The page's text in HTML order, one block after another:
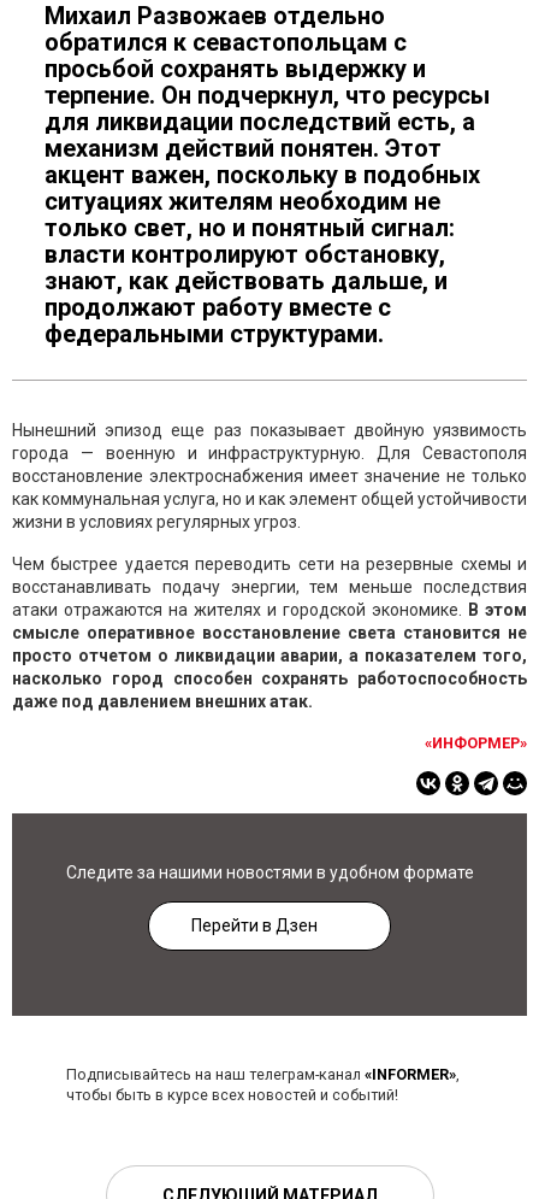
Михаил Развожаев отдельно
обратился к севастопольцам с
просьбой сохранять выдержку и
терпение. Он подчеркнул, что ресурсы
для ликвидации последствий есть, а
механизм действий понятен. Этот
акцент важен, поскольку в подобных
ситуациях жителям необходим не
только свет, но и понятный сигнал:
власти контролируют обстановку,
знают, как действовать дальше, и
продолжают работу вместе с
федеральными структурами.
Нынешний эпизод еще раз показывает двойную уязвимость
города — военную и инфраструктурную. Для Севастополя
восстановление электроснабжения имеет значение не только
как коммунальная услуга, но и как элемент общей устойчивости
жизни в условиях регулярных угроз.
Чем быстрее удается переводить сети на резервные схемы и
восстанавливать подачу энергии, тем меньше последствия
атаки отражаются на жителях и городской экономике.
В этом
смысле оперативное восстановление света становится не
просто отчетом о ликвидации аварии, а показателем того,
насколько город способен сохранять работоспособность
даже под давлением внешних атак.
«ИНФОРМЕР»
Следите за нашими новостями в удобном формате
Перейти в Дзен
Подписывайтесь на наш телеграм-канал «INFORMER»,
чтобы быть в курсе всех новостей и событий!